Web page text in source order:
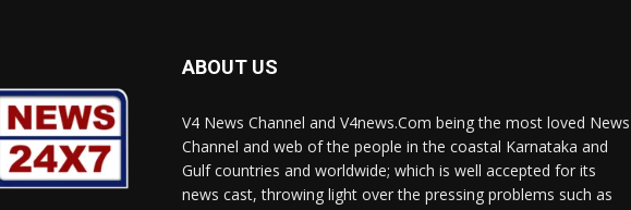
ABOUT US
V4 News Channel and V4news.Com being the most loved News
Channel and web of the people in the coastal Karnataka and
Gulf countries and worldwide; which is well accepted for its
news cast, throwing light over the pressing problems such as